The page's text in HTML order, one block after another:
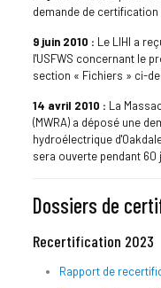
demande de
9 juin 2010 : Le LIHI a
l'USFWS concernant le
section « Fichiers » ci-
14 avril 2010 : La
(MWRA) a déposé une
hydroélectrique
sera ouverte pendant 60
Dossiers de
Recertification 2023
Rapport de